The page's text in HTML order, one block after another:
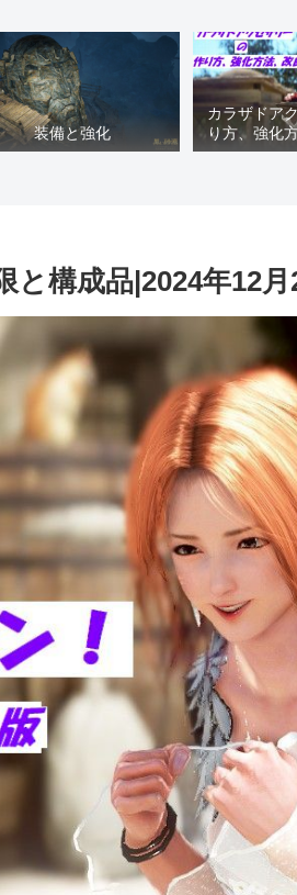
装備と強化
カラザドア
り方、強化
などまとめ
と構成品|2024年12月